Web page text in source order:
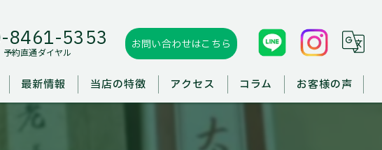
8461-5353
予約直通ダイヤル
お問い合わせはこちら
最新情報 当店の特徴 アクセス コラム お客様の声